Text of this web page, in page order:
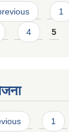
1
4 5
1